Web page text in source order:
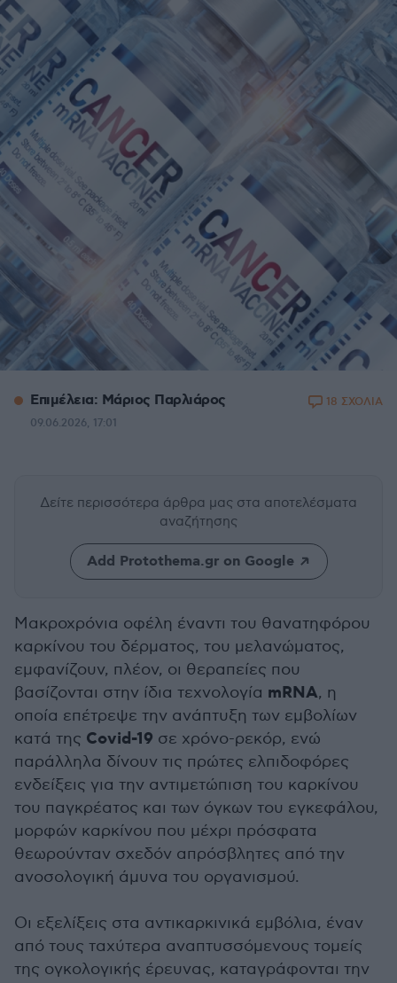
Επιμέλεια: Μάριος Παρλιάρος
09.06.2026, 17:01
18 ΣΧΟΛΙΑ
Δείτε περισσότερα άρθρα μας στα αποτελέσματα
αναζήτησης
Add Protothema.gr on Google
Μακροχρόνια οφέλη έναντι του θανατηφόρου
καρκίνου του δέρματος, του μελανώματος,
εμφανίζουν, πλέον, οι θεραπείες που
βασίζονται στην ίδια τεχνολογία mRNA, η
οποία επέτρεψε την ανάπτυξη των εμβολίων
κατά της Covid-19 σε χρόνο-ρεκόρ, ενώ
παράλληλα δίνουν τις πρώτες ελπιδοφόρες
ενδείξεις για την αντιμετώπιση του καρκίνου
του παγκρέατος και των όγκων του εγκεφάλου,
μορφών καρκίνου που μέχρι πρόσφατα
θεωρούνταν σχεδόν απρόσβλητες από την
ανοσολογική άμυνα του οργανισμού.
Οι εξελίξεις στα αντικαρκινικά εμβόλια, έναν
από τους ταχύτερα αναπτυσσόμενους τομείς
της ογκολογικής έρευνας, καταγράφονται την